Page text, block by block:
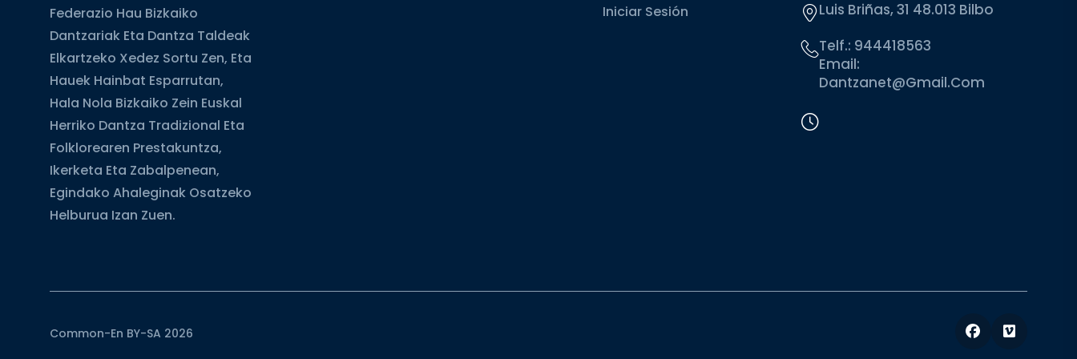
Federazio Hau Bizkaiko
Dantzariak Eta Dantza Taldeak
Elkartzeko Xedez Sortu Zen, Eta
Hauek Hainbat Esparrutan,
Hala Nola Bizkaiko Zein Euskal
Herriko Dantza Tradizional Eta
Folklorearen Prestakuntza,
Ikerketa Eta Zabalpenean,
Egindako Ahaleginak Osatzeko
Helburua Izan Zuen.
Iniciar Sesión
Luis Briñas, 31 48.013 Bilbo
Telf.: 944418563
Email:
Dantzanet@gmail.com
Common-En BY-SA 2026 Facebook
Vimeo